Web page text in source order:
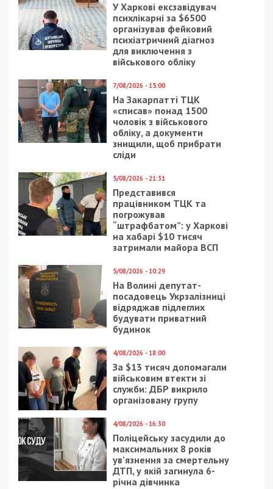
У Харкові ексзавідувач
психлікарні за $6500
організував фейковий
психіатричний діагноз
для виключення з
військового обліку
7/08/2026 - 15:00
На Закарпатті ТЦК
«списав» понад 1500
чоловік з військового
обліку, а документи
знищили, щоб прибрати
сліди
5/08/2026 - 21:31
Представився
працівником ТЦК та
погрожував
“штрафбатом”: у Харкові
на хабарі $10 тисяч
затримали майора ВСП
5/08/2026 - 10:29
На Волині депутат-
посадовець Укрзалізниці
відряджав підлеглих
будувати приватний
будинок
4/08/2026 - 18:00
За $13 тисяч допомагали
військовим втекти зі
служби: ДБР викрило
організовану групу
4/08/2026 - 16:30
Поліцейську засудили до
максимальних 8 років
ув’язнення за смертельну
ДТП, у якій загинула 6-
річна дівчинка